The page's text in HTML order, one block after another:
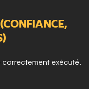
correctement exécuté.